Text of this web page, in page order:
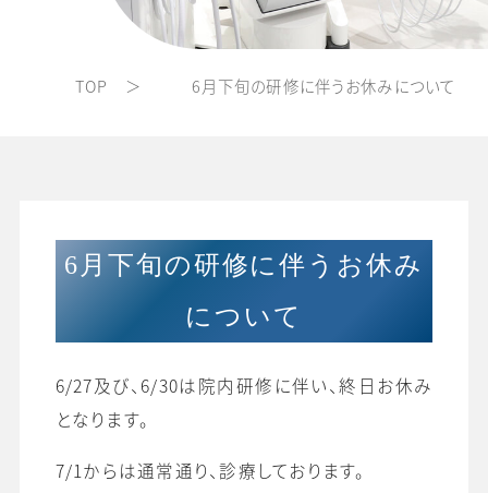
TOP 6月下旬の研修に伴うお休みについて
6月下旬の研修に伴うお休み
について
6/27及び、6/30は院内研修に伴い、終日お休み
となります。
7/1からは通常通り、診療しております。